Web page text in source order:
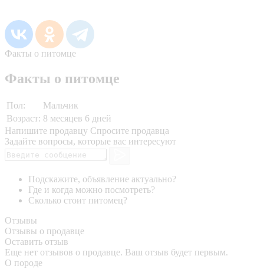
Факты о питомце
Факты о питомце
Пол:
Мальчик
Возраст: 8 месяцев 6 дней
Напишите продавцу Спросите продавца
Задайте вопросы, которые вас интересуют
Подскажите, объявление актуально?
Где и когда можно посмотреть?
Сколько стоит питомец?
Отзывы
Отзывы о продавце
Оставить отзыв
Еще нет отзывов о продавце. Ваш отзыв будет первым.
О породе